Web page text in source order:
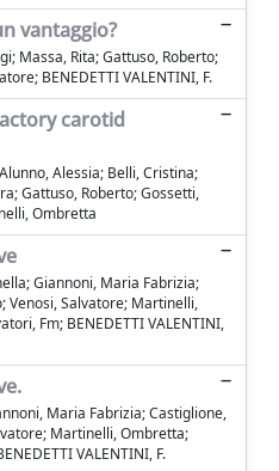
vantaggio?
Massa, Rita; Gattuso, Roberto;
BENEDETTI VALENTINI, F.
carotid
Alessia; Belli, Cristina;
Gattuso, Roberto; Gossetti,
Ombretta
Giannoni, Maria Fabrizia;
Venosi, Salvatore; Martinelli,
Fm; BENEDETTI VALENTINI,
Maria Fabrizia; Castiglione,
Martinelli, Ombretta;
VALENTINI, F.